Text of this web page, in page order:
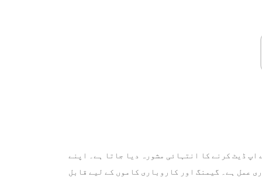
ڈیٹ کرنے کا انتہائی مشورہ دیا جاتا ہے۔ اپنے
عمل ہے۔ گیمنگ اور کاروباری کاموں کے لیے قابلِ